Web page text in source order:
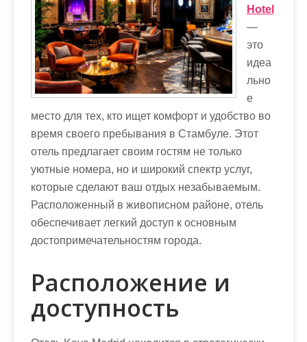
Hotel
—
это
идеа
льно
е
место для тех, кто ищет комфорт и удобство во
время своего пребывания в Стамбуле. Этот
отель предлагает своим гостям не только
уютные номера, но и широкий спектр услуг,
которые сделают ваш отдых незабываемым.
Расположенный в живописном районе, отель
обеспечивает легкий доступ к основным
достопримечательностям города.
Расположение и
доступность